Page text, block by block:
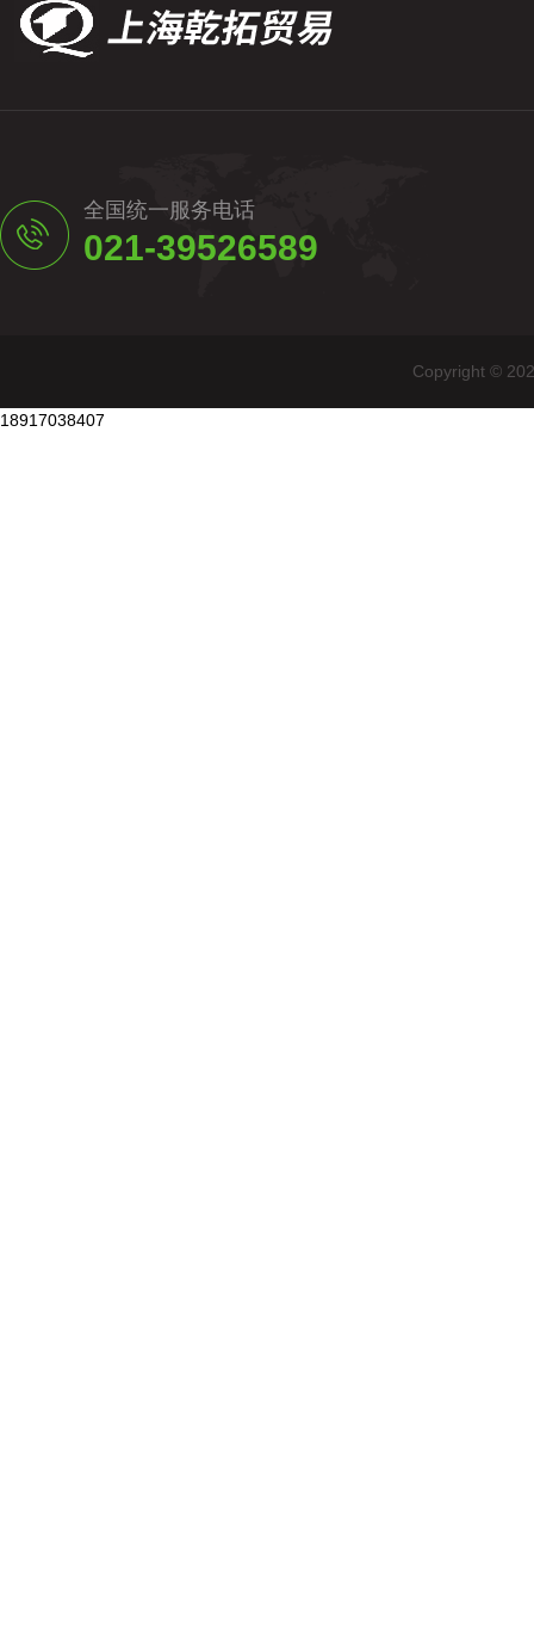
全国统一服务电话
021-39526589
Copyright ©
18917038407